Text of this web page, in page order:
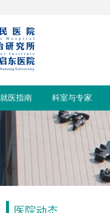
就医指南 科室与专家